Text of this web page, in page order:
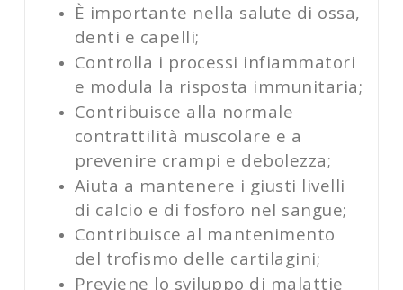
È importante nella salute di ossa,
denti e capelli;
Controlla i processi infiammatori
e modula la risposta immunitaria;
Contribuisce alla normale
contrattilità muscolare e a
prevenire crampi e debolezza;
Aiuta a mantenere i giusti livelli
di calcio e di fosforo nel sangue;
Contribuisce al mantenimento
del trofismo delle cartilagini;
Previene lo sviluppo di malattie